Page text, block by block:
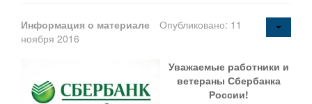
Информация о материале
Опубликовано: 11
ноября 2016
Уважаемые работники и
ветераны Сбербанка
России!